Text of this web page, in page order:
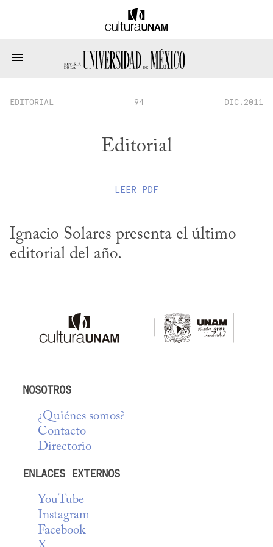
EDITORIAL 94 DIC.2011
Editorial
LEER PDF
Ignacio Solares presenta el último
editorial del año.
NOSOTROS
¿Quiénes somos?
Contacto
Directorio
ENLACES EXTERNOS
YouTube
Instagram
Facebook